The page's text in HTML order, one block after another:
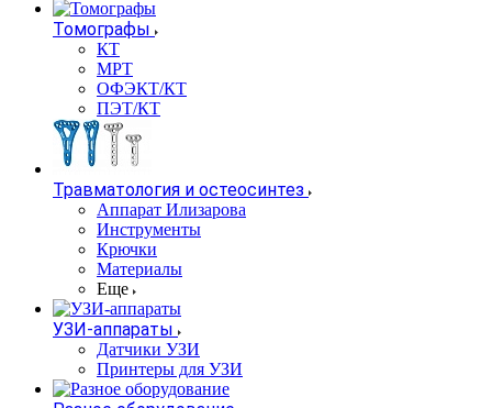
Томографы
КТ
МРТ
ОФЭКТ/КТ
ПЭТ/КТ
Травматология и остеосинтез
Аппарат Илизарова
Инструменты
Крючки
Материалы
Еще
УЗИ-аппараты
Датчики УЗИ
Принтеры для УЗИ